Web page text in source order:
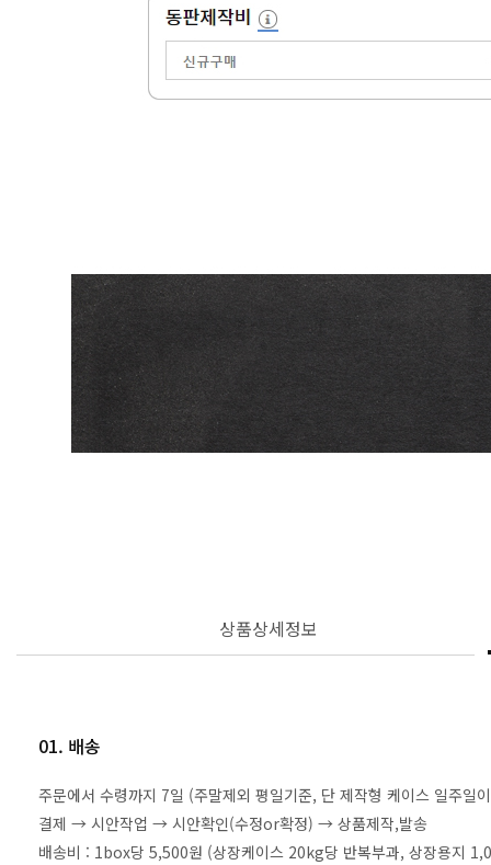
상품상세정보
01. 배송
주문에서 수령까지 7일 (주말제외 평일기준, 단 제작형 케이스 일주일
결제 → 시안작업 → 시안확인(수정or확정) → 상품제작,발송
배송비 : 1box당 5,500원 (상장케이스 20kg당 반복부과, 상장용지